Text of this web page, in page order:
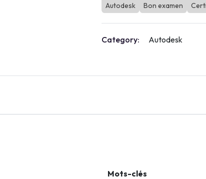
Autodesk Bon examen
Category: Autodesk
Mots-clés